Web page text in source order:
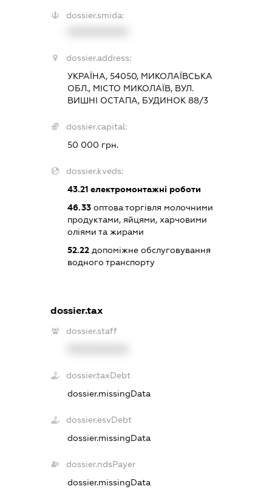
dossier.smida:
dossier.address:
УКРАЇНА, 54050, МИКОЛАЇВСЬКА
ОБЛ., МІСТО МИКОЛАЇВ, ВУЛ.
ВИШНІ ОСТАПА, БУДИНОК 88/3
dossier.capital:
50 000 грн.
dossier.kveds:
43.21 електромонтажні роботи
46.33 оптова торгівля молочними
продуктами, яйцями, харчовими
оліями та жирами
52.22 допоміжне обслуговування
водного транспорту
dossier.tax
dossier.staff
dossier.taxDebt
dossier.missingData
dossier.esvDebt
dossier.missingData
dossier.ndsPayer
dossier.missingData